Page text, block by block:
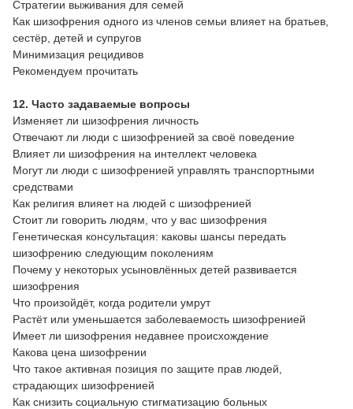
Стратегии выживания для семей
Как шизофрения одного из членов семьи влияет на братьев,
сестёр, детей и супругов
Минимизация рецидивов
Рекомендуем прочитать
12. Часто задаваемые вопросы
Изменяет ли шизофрения личность
Отвечают ли люди с шизофренией за своё поведение
Влияет ли шизофрения на интеллект человека
Могут ли люди с шизофренией управлять транспортными
средствами
Как религия влияет на людей с шизофренией
Стоит ли говорить людям, что у вас шизофрения
Генетическая консультация: каковы шансы передать
шизофрению следующим поколениям
Почему у некоторых усыновлённых детей развивается
шизофрения
Что произойдёт, когда родители умрут
Растёт или уменьшается заболеваемость шизофренией
Имеет ли шизофрения недавнее происхождение
Какова цена шизофрении
Что такое активная позиция по защите прав людей,
страдающих шизофренией
Как снизить социальную стигматизацию больных